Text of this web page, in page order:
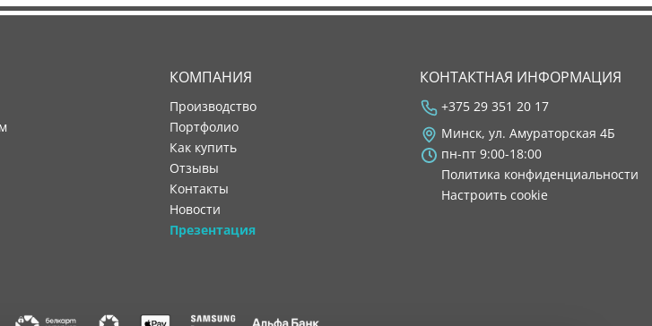
КОМПАНИЯ
производство
портфолио
как купить
отзывы
контакты
новости
Презентация
КОНТАКТНАЯ ИНФОРМАЦИЯ
+375 29 351 20 17
Минск, ул. Амураторская 4Б
пн-пт 9:00-18:00
Политика конфиденциальности
Настроить cookie